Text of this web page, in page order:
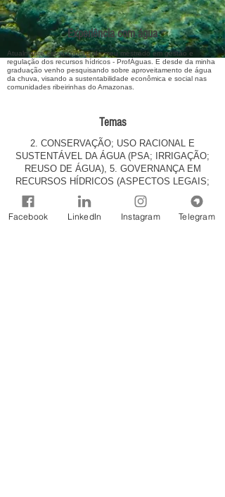
Experiência com água
Atualmente estou concluindo meu mestrado em gestão e
regulação dos recursos hídricos - ProfÁguas. E desde da minha
graduação venho pesquisando sobre aproveitamento de água
da chuva, visando a sustentabilidade econômica e social nas
comunidades ribeirinhas do Amazonas.
Temas
2. CONSERVAÇÃO; USO RACIONAL E
SUSTENTÁVEL DA ÁGUA (PSA; IRRIGAÇÃO;
REUSO DE ÁGUA), 5. GOVERNANÇA EM
RECURSOS HÍDRICOS (ASPECTOS LEGAIS;
INSTITUCIONAIS E INSTRUMENTOS DA
Facebook
LinkedIn Instagram Telegram